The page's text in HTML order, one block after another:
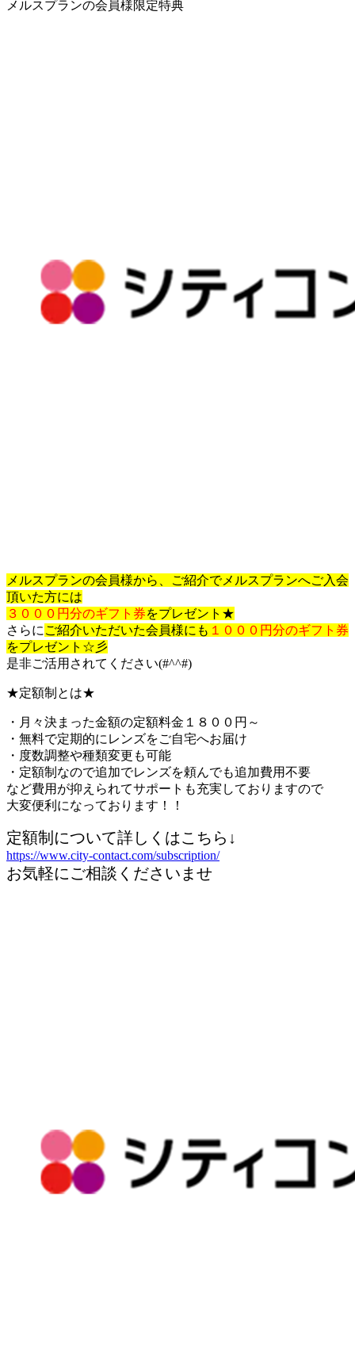
メルスプランの会員様限定特典
メルスプランの会員様から、ご紹介でメルスプランへご入会
頂いた方には
３０００円分のギフト券をプレゼント★
さらに ご紹介いただいた会員様にも １０００円分のギフト券
をプレゼント☆彡
是非ご活用されてください(#^^#)
★定額制とは★
・月々決まった金額の定額料金１８００円～
・無料で定期的にレンズをご自宅へお届け
・度数調整や種類変更も可能
・定額制なので追加でレンズを頼んでも追加費用不要
など費用が抑えられてサポートも充実しておりますので
大変便利になっております！！
定額制について詳しくはこちら↓
https://www.city-contact.com/subscription/
お気軽にご相談くださいませ